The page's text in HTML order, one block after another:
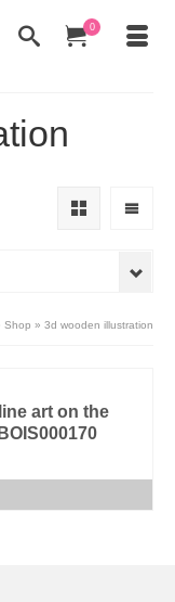
0
Shop » 3d wooden illustration
art on the